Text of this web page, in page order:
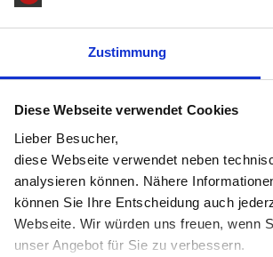
Zustimmung
Diese Webseite verwendet Cookies
Lieber Besucher,
diese Webseite verwendet neben
analysieren können. Nähere
können Sie Ihre Entscheidung auch
Webseite. Wir würden uns freuen, wenn
unser Angebot für Sie zu verbessern.